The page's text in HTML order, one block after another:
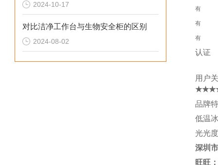
2024-10-17
对比洁净工作台与生物安全柜的区别
2024-08-02
有
有
有
认证
用户
品牌
低温
光光
深圳
旺